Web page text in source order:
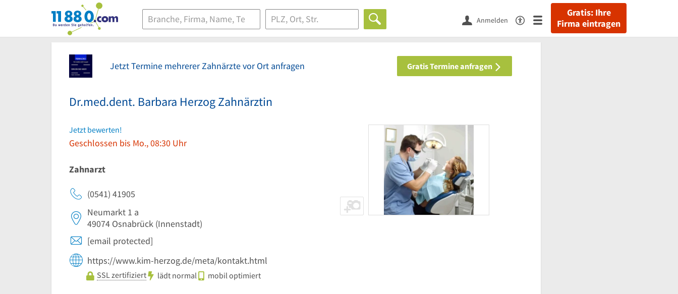
11880.com
Gratis: Ihre
Firma eintragen
Anmelden
Jetzt Termine mehrerer Zahnärzte vor Ort anfragen Gratis Termine anfragen
Dr.med.dent. Barbara Herzog Zahnärztin
Jetzt bewerten!
Geschlossen bis Mo., 08:30 Uhr
Zahnarzt
(0541) 41905
Neumarkt 1 a
49074 Osnabrück (Innenstadt)
[email protected]
https://www.kim-herzog.de/meta/kontakt.html
SSL zertifiziert lädt normal mobil optimiert